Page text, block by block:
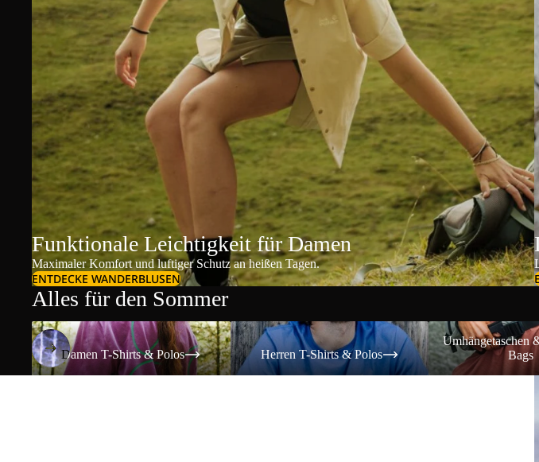
Funktionale Leichtigkeit für Damen
Maximaler Komfort und luftiger Schutz an heißen Tagen.
ENTDECKE WANDERBLUSEN
Alles für den Sommer
Damen T-Shirts & Polos
Damen T-Shirts & Polos
Herren T-Shirts & Polos
Herren T-Shirts & Polos
Umhängetaschen &
Umhängetaschen
Bags